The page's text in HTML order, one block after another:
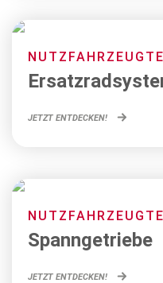
JETZT ENTDECKEN!
Spanngetriebe
JETZT ENTDECKEN!